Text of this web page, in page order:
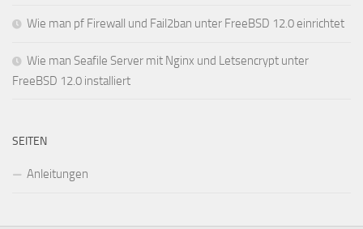
Wie man pf Firewall und Fail2ban unter FreeBSD 12.0 einrichtet
Wie man Seafile Server mit Nginx und Letsencrypt unter
FreeBSD 12.0 installiert
SEITEN
Anleitungen